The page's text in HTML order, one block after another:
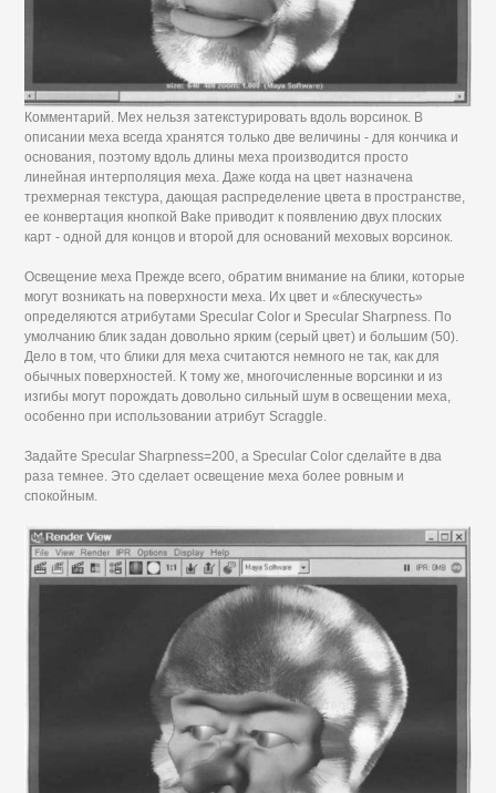
Комментарий. Мех нельзя затекстурировать вдоль ворсинок. В
описании меха всегда хранятся только две величины - для кончика и
основания, поэтому вдоль длины меха производится просто
линейная интерполяция меха. Даже когда на цвет назначена
трехмерная текстура, дающая распределение цвета в пространстве,
ее конвертация кнопкой Bake приводит к появлению двух плоских
карт - одной для концов и второй для оснований меховых ворсинок.
Освещение меха Прежде всего, обратим внимание на блики, которые
могут возникать на поверхности меха. Их цвет и «блескучесть»
определяются атрибутами Specular Color и Specular Sharpness. По
умолчанию блик задан довольно ярким (серый цвет) и большим (50).
Дело в том, что блики для меха считаются немного не так, как для
обычных поверхностей. К тому же, многочисленные ворсинки и из
изгибы могут порождать довольно сильный шум в освещении меха,
особенно при использовании атрибут Scraggle.
Задайте Specular Sharpness=200, a Specular Color сделайте в два
раза темнее. Это сделает освещение меха более ровным и
спокойным.